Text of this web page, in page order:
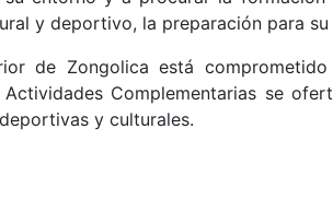
y deportivo, la preparación para
de Zongolica está
Complementarias se
y culturales.